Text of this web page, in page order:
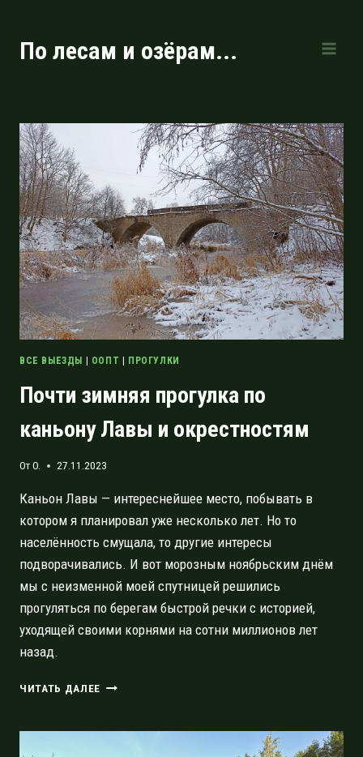
содержимому
По лесам и озёрам...
ВСЕ ВЫЕЗДЫ | ООПТ | ПРОГУЛКИ
Почти зимняя прогулка по
каньону Лавы и окрестностям
ОтO. 27.11.2023
Каньон Лавы — интереснейшее место, побывать в
котором я планировал уже несколько лет. Но то
населённость смущала, то другие интересы
подворачивались. И вот морозным ноябрьским днём
мы с неизменной моей спутницей решились
прогуляться по берегам быстрой речки с историей,
уходящей своими корнями на сотни миллионов лет
назад.
ЧИТАТЬ ДАЛЕЕ ПОЧТИ
ПО